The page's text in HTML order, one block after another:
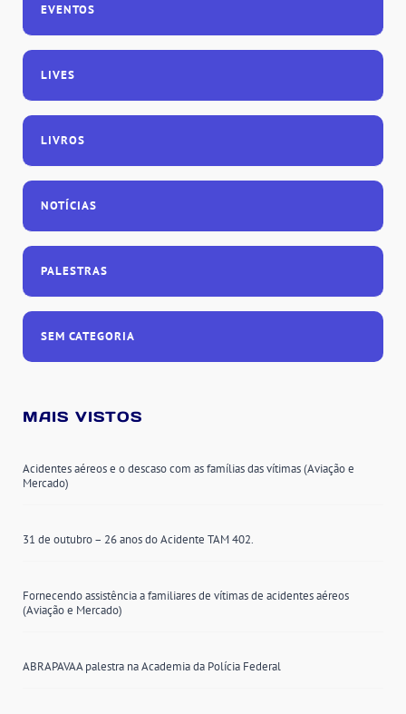
EVENTOS
LIVES
LIVROS
NOTÍCIAS
PALESTRAS
SEM CATEGORIA
MAIS VISTOS
Acidentes aéreos e o descaso com as famílias das vítimas (Aviação e
Mercado)
31 de outubro – 26 anos do Acidente TAM 402.
Fornecendo assistência a familiares de vítimas de acidentes aéreos
(Aviação e Mercado)
ABRAPAVAA palestra na Academia da Polícia Federal